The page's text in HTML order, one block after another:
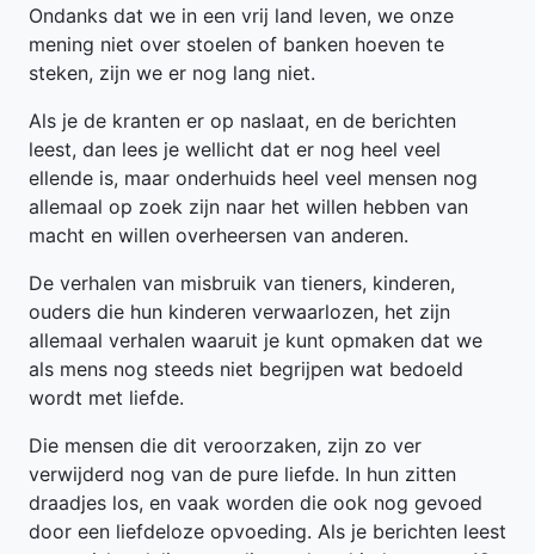
Ondanks dat we in een vrij land leven, we onze
mening niet over stoelen of banken hoeven te
steken, zijn we er nog lang niet.
Als je de kranten er op naslaat, en de berichten
leest, dan lees je wellicht dat er nog heel veel
ellende is, maar onderhuids heel veel mensen nog
allemaal op zoek zijn naar het willen hebben van
macht en willen overheersen van anderen.
De verhalen van misbruik van tieners, kinderen,
ouders die hun kinderen verwaarlozen, het zijn
allemaal verhalen waaruit je kunt opmaken dat we
als mens nog steeds niet begrijpen wat bedoeld
wordt met liefde.
Die mensen die dit veroorzaken, zijn zo ver
verwijderd nog van de pure liefde. In hun zitten
draadjes los, en vaak worden die ook nog gevoed
door een liefdeloze opvoeding. Als je berichten leest